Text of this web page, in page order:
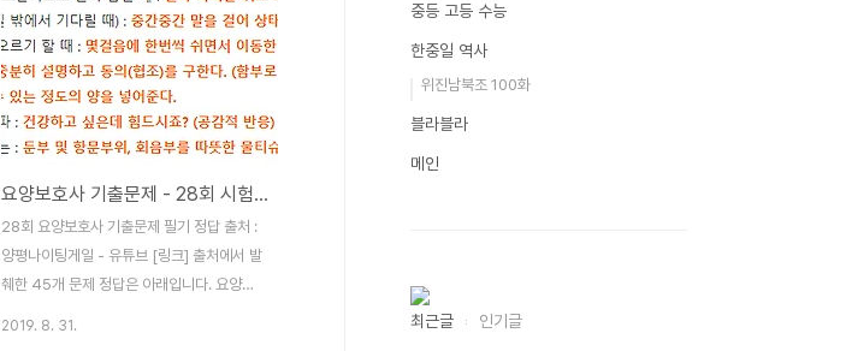
총정리하여 적었기 때문에 틀렸을 수도 있습
니다. 요양보호사 29회 기출문제 1교시 추정
정답노인의 심리적 특성 : 경직성 증가 노화
에 따른 호흡기 특성 : 섬모운동 저하 요양보
호사의 윤리적 태도 : 수급자 부재 시 메모해
법 : 골반 강화 운동 노인에게 탈수가 일어나
는 이유 : 갈증에 대한 욕구 저하 유지 도뇨관
을 삽입하고 있는 대상자를 돕는 방법 : 금기
가 ..
요양보호사 기출문제 - 28회 시험 실기 문제 정답 (유튜브)
28회 요양보호사 기출문제 필기 정답 출처 :
양평나이팅게일 - 유튜브 [링크] 출처에서 발
췌한 45개 문제 정답은 아래입니다. 요양보
2019. 8. 31.
중등 고등 수능
한중일 역사
위진남북조 100화
블라블라
메인
최근글 인기글